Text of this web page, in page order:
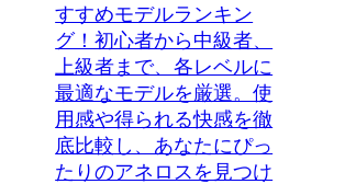
すすめモデルランキン
グ！初心者から中級者、
上級者まで、各レベルに
最適なモデルを厳選。使
用感や得られる快感を徹
底比較し、あなたにぴっ
たりのアネロスを見つけ